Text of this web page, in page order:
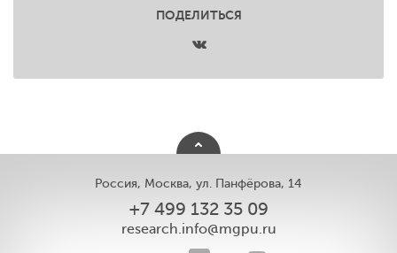
ПОДЕЛИТЬСЯ
Россия, Москва, ул. Панфёрова, 14
+7 499 132 35 09
research.info@mgpu.ru